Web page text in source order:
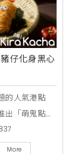
仔化身黑心
的人氣港點
出「萌鬼點心
木乃伊芝麻
太極「小鬼
More